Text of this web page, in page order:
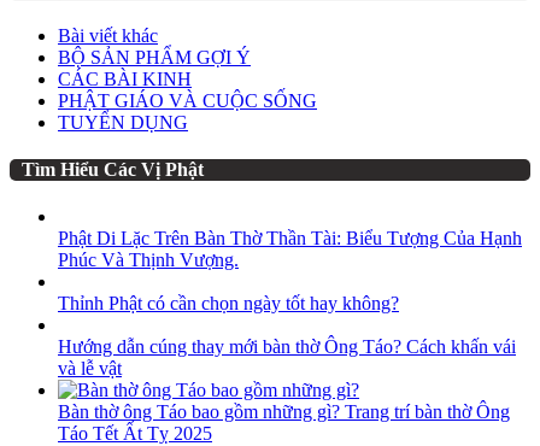
Bài viết khác
BỘ SẢN PHẨM GỢI Ý
CÁC BÀI KINH
PHẬT GIÁO VÀ CUỘC SỐNG
TUYỂN DỤNG
Tìm Hiểu Các Vị Phật
Phật Di Lặc Trên Bàn Thờ Thần Tài: Biểu Tượng Của Hạnh
Phúc Và Thịnh Vượng.
Thỉnh Phật có cần chọn ngày tốt hay không?
Hướng dẫn cúng thay mới bàn thờ Ông Táo? Cách khấn vái
và lễ vật
Bàn thờ ông Táo bao gồm những gì? Trang trí bàn thờ Ông
Táo Tết Ất Tỵ 2025